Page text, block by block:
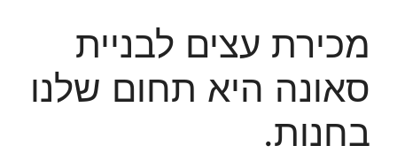
מכירת עצים לבניית
סאונה היא תחום שלנו
בחנות.